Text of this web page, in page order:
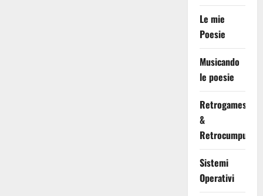
Le mie
Poesie
Musicando
le poesie
Retrogames
&
Retrocumputing
Sistemi
Operativi